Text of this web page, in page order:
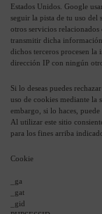
Estados Unidos. Google
seguir la pista de tu uso
otros servicios
transmitir dicha
dichos terceros procesen
dirección IP con ningún
Si lo deseas puedes
uso de cookies mediante la
embargo, si lo haces,
Al utilizar este sitio
para los fines arriba
Cookie
_ga
_gat
_gid